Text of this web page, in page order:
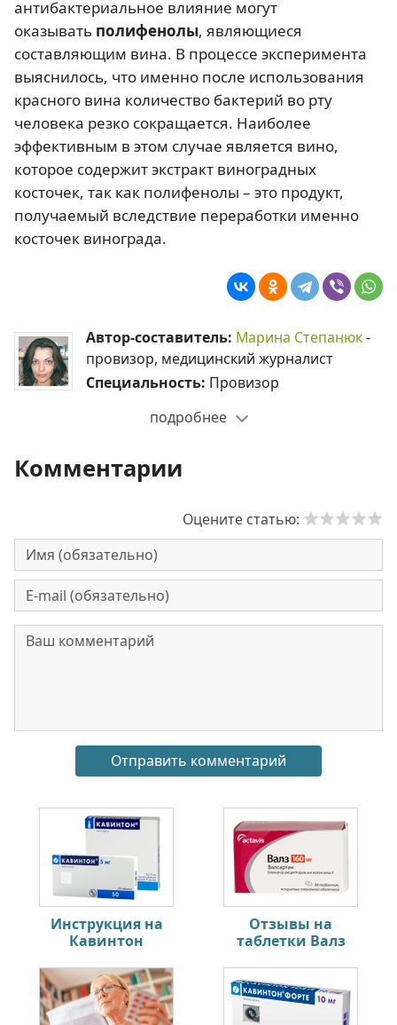
антибактериальное влияние могут
оказывать полифенолы, являющиеся
составляющим вина. В процессе эксперимента
выяснилось, что именно после использования
красного вина количество бактерий во рту
человека резко сокращается. Наиболее
эффективным в этом случае является вино,
которое содержит экстракт виноградных
косточек, так как полифенолы – это продукт,
получаемый вследствие переработки именно
косточек винограда.
Автор-составитель: Марина Степанюк-
провизор, медицинский журналист
Специальность: Провизор
подробнее
Комментарии
Оцените статью:
Инструкция на
Кавинтон
Отзывы на
таблетки Валз